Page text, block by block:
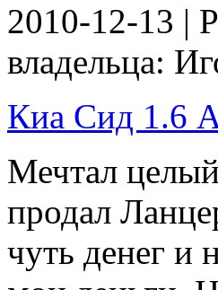
2010-12-13 |
владельца:
Киа Сид 1.6
Мечтал
продал
чуть денег и